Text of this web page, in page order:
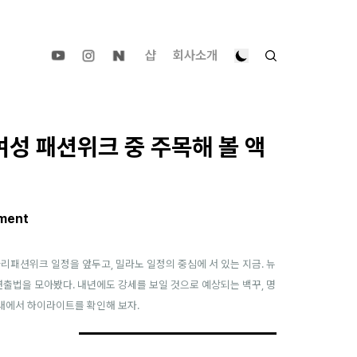
샵 회사소개
패션위크 중 주목해 볼 액
패션위크 일정을 앞두고, 밀라노 일정의 중심에 서 있는 지금. 뉴
법을 모아봤다. 내년에도 강세를 보일 것으로 예상되는 백꾸, 명
에서 하이라이트를 확인해 보자.